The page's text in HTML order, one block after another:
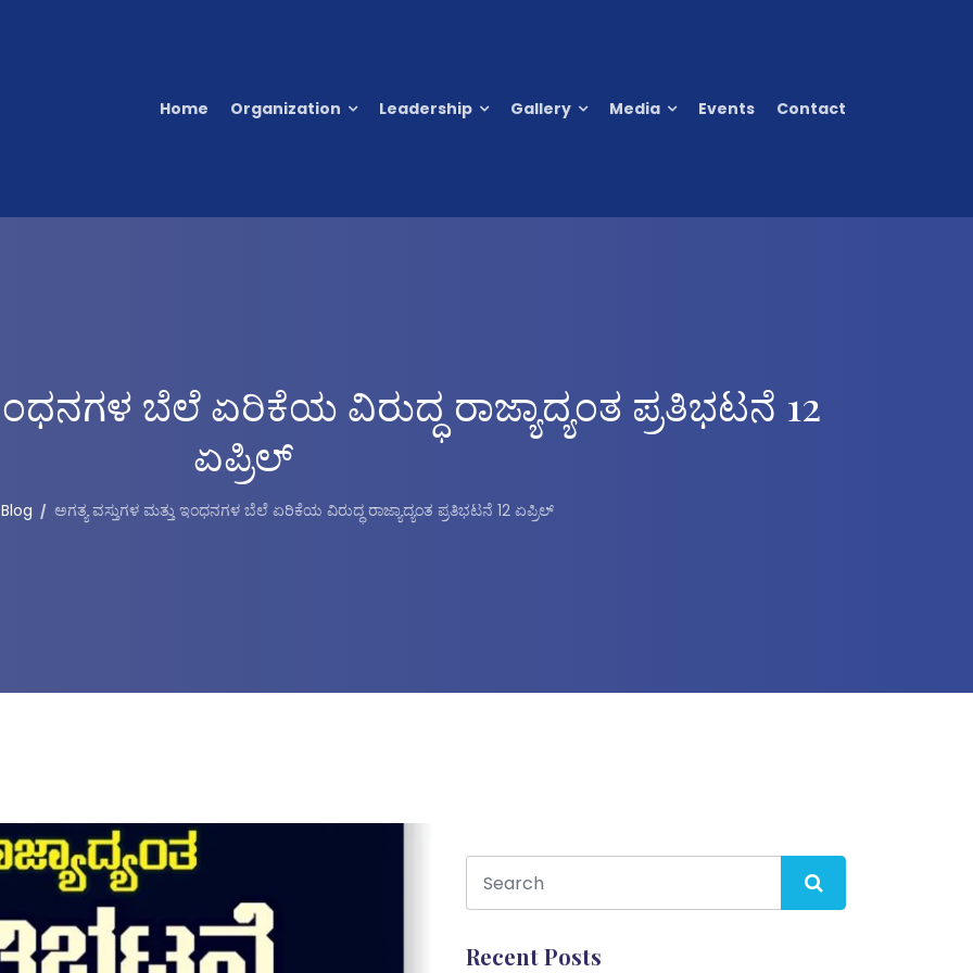
Home Organization Leadership Gallery Media Events Contact
ಬೆಲೆ ಏರಿಕೆಯ ವಿರುದ್ಧ ರಾಜ್ಯಾದ್ಯಂತ ಪ್ರತಿಭಟನೆ 12
ಏಪ್ರಿಲ್
Blog ಅಗತ್ಯ ವಸ್ತುಗಳ ಮತ್ತು ಇಂಧನಗಳ ಬೆಲೆ ಏರಿಕೆಯ ವಿರುದ್ಧ ರಾಜ್ಯಾದ್ಯಂತ ಪ್ರತಿಭಟನೆ 12 ಏಪ್ರಿಲ್
Recent Posts